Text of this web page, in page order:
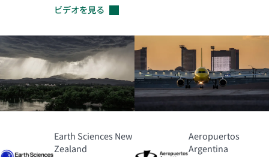
ビデオを見る
Earth Sciences New
Zealand
Aeropuertos
Argentina